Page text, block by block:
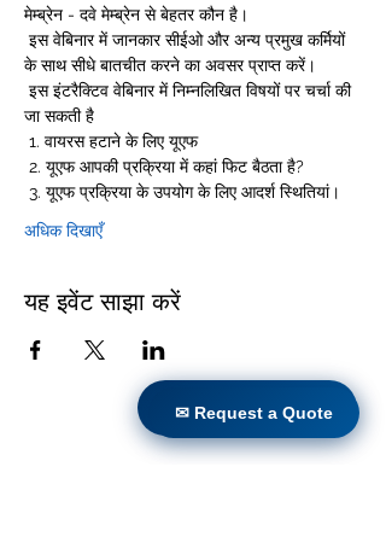
मेम्ब्रेन - दवे मेम्ब्रेन से बेहतर कौन है।
के साथ सीधे बातचीत करने का अवसर प्राप्त करें।
जा सकती है
1. वायरस हटाने के लिए यूएफ
2. यूएफ आपकी प्रक्रिया में कहां फिट बैठता है?
3. यूएफ प्रक्रिया के उपयोग के लिए आदर्श स्थितियां।
अधिक दिखाएँ
यह इवेंट साझा करें
घर
✉ Request a Quote
✉ Request a Quote